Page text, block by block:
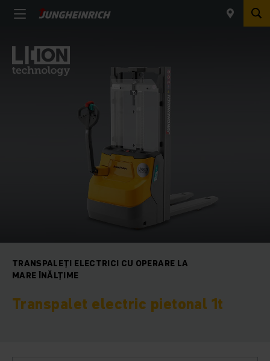
TRANSPALEȚI ELECTRICI CU OPERARE LA
MARE ÎNĂLŢIME
Transpalet electric pietonal 1t